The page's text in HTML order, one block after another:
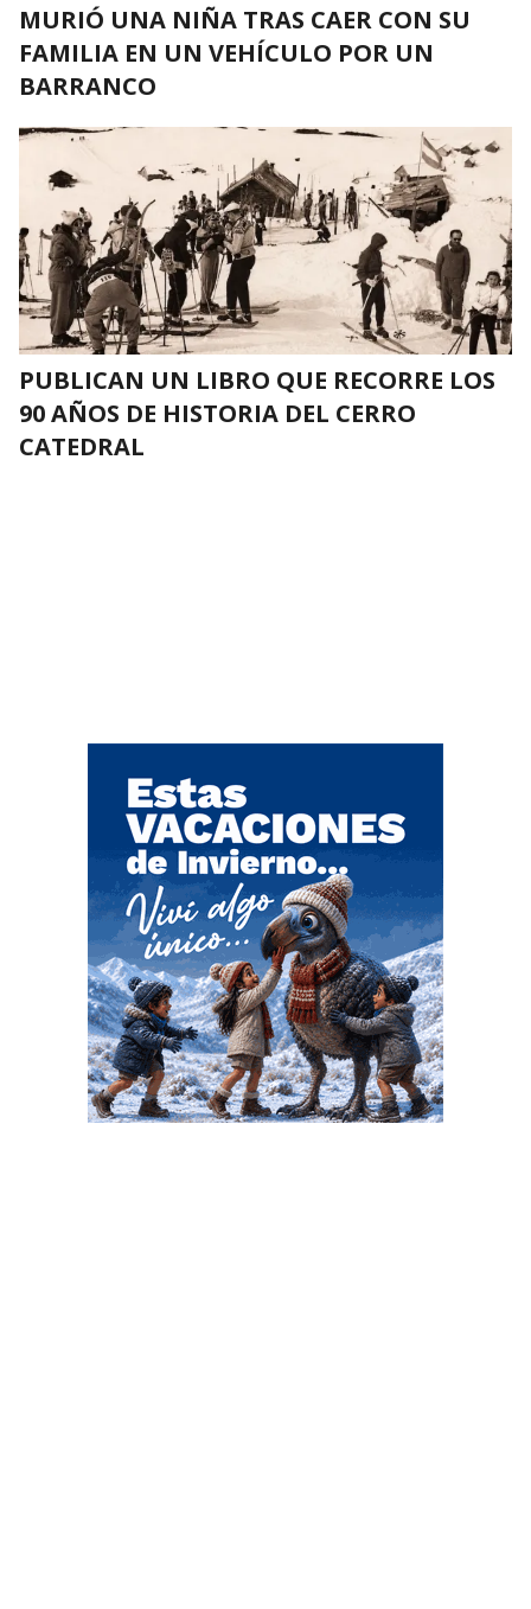
MURIÓ UNA NIÑA TRAS CAER CON SU
FAMILIA EN UN VEHÍCULO POR UN
BARRANCO
PUBLICAN UN LIBRO QUE RECORRE LOS
90 AÑOS DE HISTORIA DEL CERRO
CATEDRAL